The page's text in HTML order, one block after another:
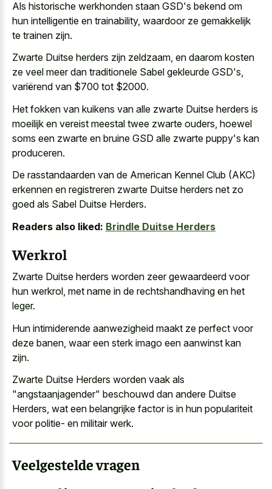
Als historische werkhonden staan GSD's bekend om
hun intelligentie en trainability, waardoor ze gemakkelijk
te trainen zijn.
Zwarte Duitse herders zijn zeldzaam, en daarom kosten
ze veel meer dan traditionele Sabel gekleurde GSD's,
variërend van $700 tot $2000.
Het fokken van kuikens van alle zwarte Duitse herders is
moeilijk en vereist meestal twee zwarte ouders, hoewel
soms een zwarte en bruine GSD alle zwarte puppy's kan
produceren.
De rasstandaarden van de American Kennel Club (AKC)
erkennen en registreren zwarte Duitse herders net zo
goed als Sabel Duitse Herders.
Readers also liked: Brindle Duitse Herders
Werkrol
Zwarte Duitse herders worden zeer gewaardeerd voor
hun werkrol, met name in de rechtshandhaving en het
leger.
Hun intimiderende aanwezigheid maakt ze perfect voor
deze banen, waar een sterk imago een aanwinst kan
zijn.
Zwarte Duitse Herders worden vaak als
"angstaanjagender" beschouwd dan andere Duitse
Herders, wat een belangrijke factor is in hun populariteit
voor politie- en militair werk.
Veelgestelde vragen